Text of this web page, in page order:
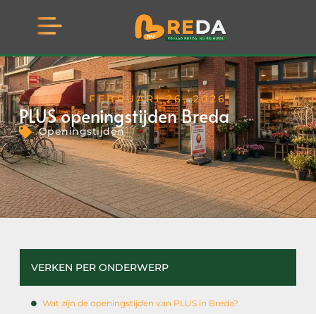
FEBRUARI 26, 2026
PLUS openingstijden Breda
Openingstijden
VERKEN PER ONDERWERP
Wat zijn de openingstijden van PLUS in Breda?